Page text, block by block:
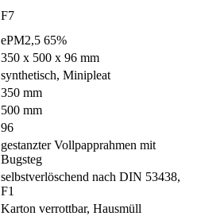
F7
ePM2,5 65%
350 x 500 x 96 mm
synthetisch, Minipleat
350 mm
500 mm
96
gestanzter Vollpapprahmen mit
Bugsteg
selbstverlöschend nach DIN 53438,
F1
Karton verrottbar, Hausmüll